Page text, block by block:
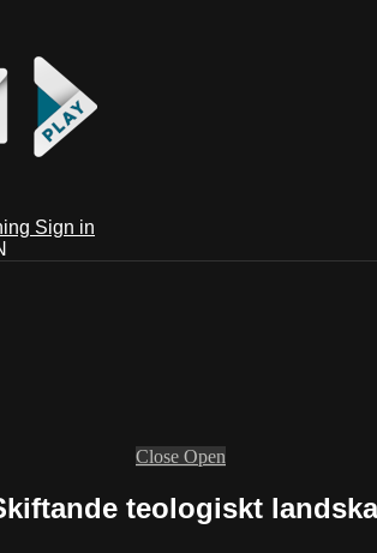
Sign in
Close Open
teologiskt